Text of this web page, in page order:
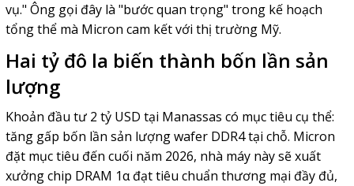
vụ." Ông gọi đây là "bước quan trọng" trong kế hoạch
tổng thể mà Micron cam kết với thị trường Mỹ.
Hai tỷ đô la biến thành bốn lần sản
lượng
Khoản đầu tư 2 tỷ USD tại Manassas có mục tiêu cụ thể:
tăng gấp bốn lần sản lượng wafer DDR4 tại chỗ. Micron
đặt mục tiêu đến cuối năm 2026, nhà máy này sẽ xuất
xưởng chip DRAM 1α đạt tiêu chuẩn thương mại đầy đủ,